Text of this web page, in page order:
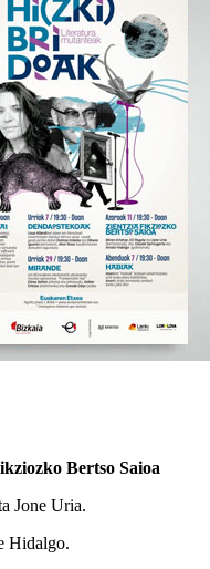
Bertso Saioa
Jone Uria.
Hidalgo.